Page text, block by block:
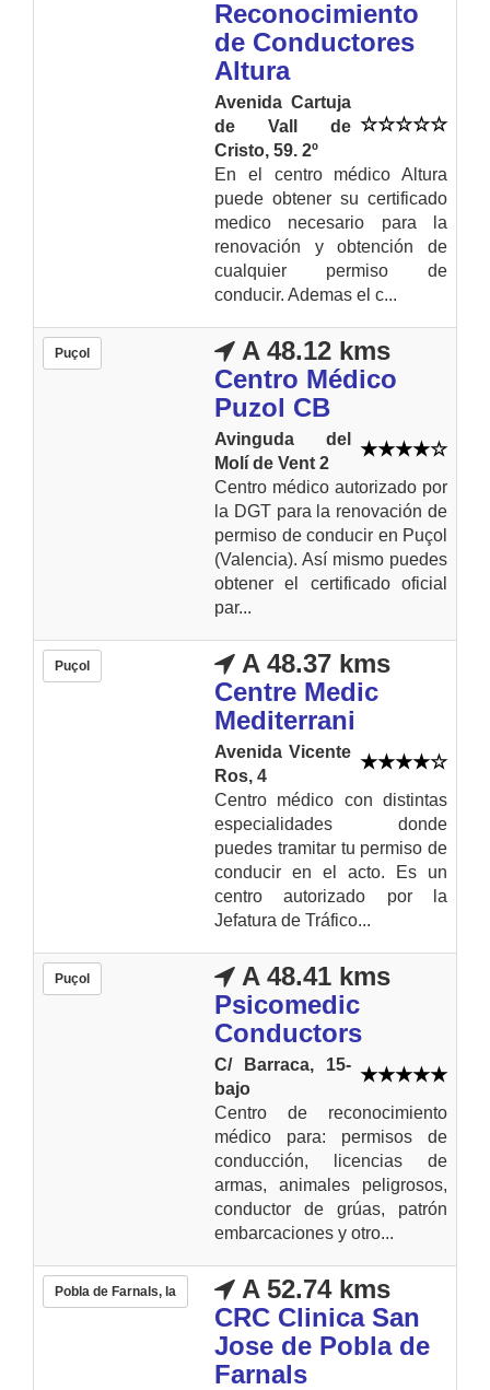
Reconocimiento
de Conductores
Altura
Avenida Cartuja
de Vall de
Cristo, 59. 2º
En el centro médico Altura
puede obtener su certificado
medico necesario para la
renovación y obtención de
cualquier permiso de
conducir. Ademas el c...
Puçol
A 48.12 kms
Centro Médico
Puzol CB
Avinguda del
Molí de Vent 2
Centro médico autorizado por
la DGT para la renovación de
permiso de conducir en Puçol
(Valencia). Así mismo puedes
obtener el certificado oficial
par...
Puçol
A 48.37 kms
Centre Medic
Mediterrani
Avenida Vicente
Ros, 4
Centro médico con distintas
especialidades donde
puedes tramitar tu permiso de
conducir en el acto. Es un
centro autorizado por la
Jefatura de Tráfico...
Puçol
A 48.41 kms
Psicomedic
Conductors
C/ Barraca, 15-
bajo
Centro de reconocimiento
médico para: permisos de
conducción, licencias de
armas, animales peligrosos,
conductor de grúas, patrón
embarcaciones y otro...
Pobla de Farnals, la
A 52.74 kms
CRC Clinica San
Jose de Pobla de
Farnals